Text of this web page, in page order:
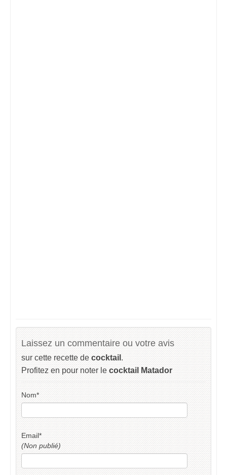
Laissez un commentaire ou votre avis
sur cette recette de cocktail .
Profitez en pour noter le cocktail Matador
Nom*
Email*
(Non publié)